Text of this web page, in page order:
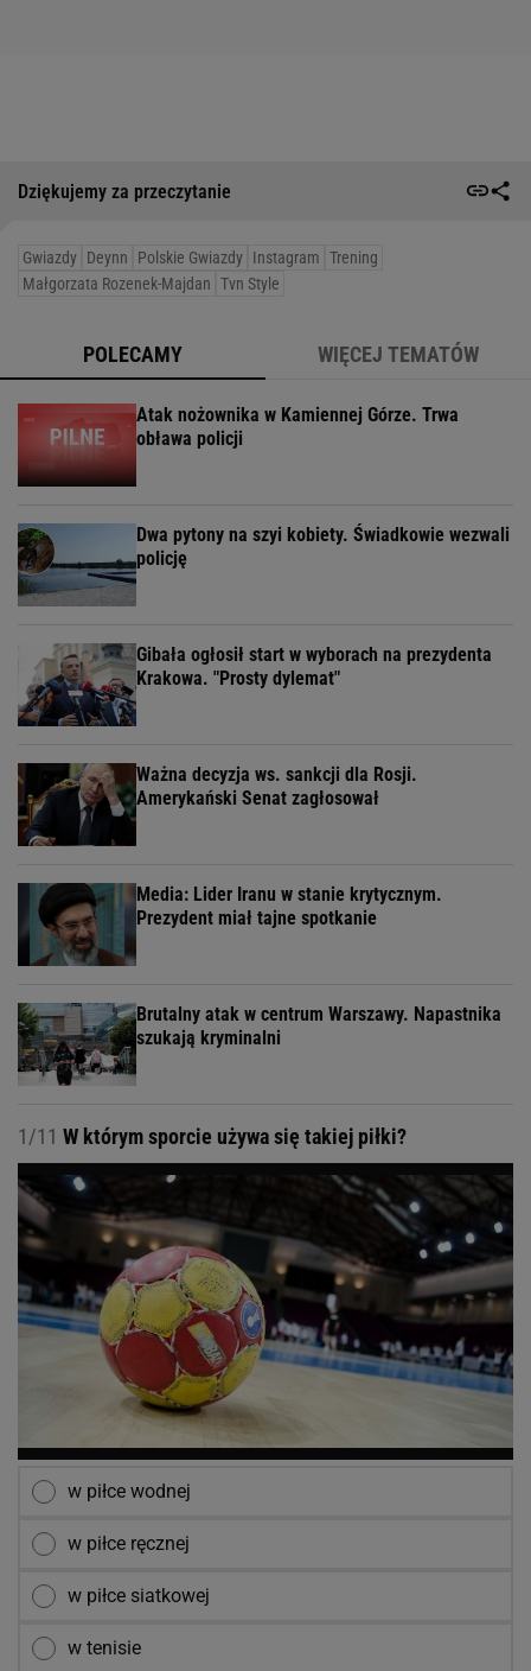
Dziękujemy za przeczytanie
Gwiazdy Deynn Polskie Gwiazdy Instagram Trening
Małgorzata Rozenek-Majdan Tvn Style
POLECAMY WIĘCEJ TEMATÓW
Atak nożownika w Kamiennej Górze. Trwa
obława policji
Dwa pytony na szyi kobiety. Świadkowie wezwali
policję
Gibała ogłosił start w wyborach na prezydenta
Krakowa. "Prosty dylemat"
Ważna decyzja ws. sankcji dla Rosji.
Amerykański Senat zagłosował
Media: Lider Iranu w stanie krytycznym.
Prezydent miał tajne spotkanie
Brutalny atak w centrum Warszawy. Napastnika
szukają kryminalni
1/11 W którym sporcie używa się takiej piłki?
w piłce wodnej
w piłce ręcznej
w piłce siatkowej
w tenisie